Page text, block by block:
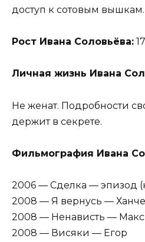
доступ к сотовым вышкам.
Рост Ивана Соловьёва:
Личная жизнь Ивана
Не женат. Подробности
держит в секрете.
Фильмография Ивана
2006 — Сделка — эпизод
2008 — Я вернусь —
2008 — Ненависть —
2008 — Висяки — Егор